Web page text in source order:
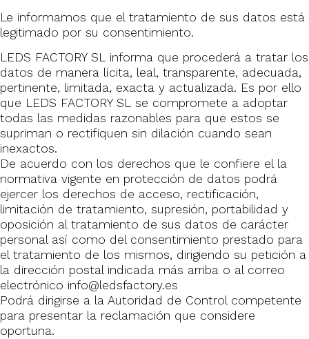
Le informamos que el tratamiento de sus datos está
legitimado por su consentimiento.
LEDS FACTORY SL informa que procederá a tratar los
datos de manera lícita, leal, transparente, adecuada,
pertinente, limitada, exacta y actualizada. Es por ello
que LEDS FACTORY SL se compromete a adoptar
todas las medidas razonables para que estos se
supriman o rectifiquen sin dilación cuando sean
inexactos.
De acuerdo con los derechos que le confiere el la
normativa vigente en protección de datos podrá
ejercer los derechos de acceso, rectificación,
limitación de tratamiento, supresión, portabilidad y
oposición al tratamiento de sus datos de carácter
personal así como del consentimiento prestado para
el tratamiento de los mismos, dirigiendo su petición a
la dirección postal indicada más arriba o al correo
electrónico info@ledsfactory.es
Podrá dirigirse a la Autoridad de Control competente
para presentar la reclamación que considere
oportuna.